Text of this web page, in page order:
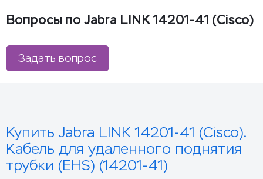
Вопросы по Jabra LINK 14201-41 (Cisco)
Задать вопрос
Купить Jabra LINK 14201-41 (Cisco).
Кабель для удаленного поднятия
трубки (EHS) (14201-41)